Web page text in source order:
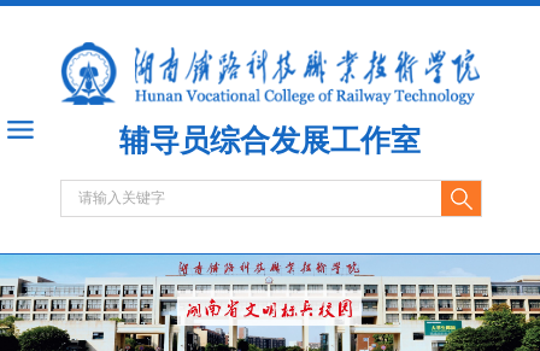
辅导员综合发展工作室